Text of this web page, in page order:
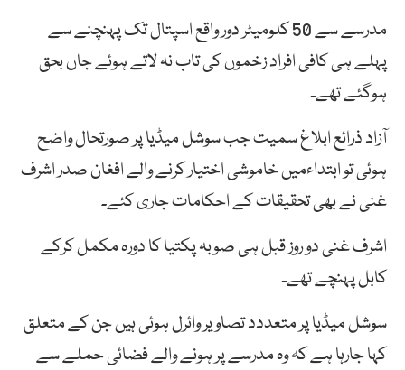
مدرسے سے 50 کلومیٹر دور واقع اسپتال تک پہنچنے سے
پہلے ہی کافی افراد زخموں کی تاب نہ لاتے ہوئے جاں بحق
ہوگئے تھے۔
آزاد ذرائع ابلاغ سمیت جب سوشل میڈیا پر صورتحال واضح
ہوئی تو ابتداءمیں خاموشی اختیار کرنے والے افغان صدر اشرف
غنی نے بھی تحقیقات کے احکامات جاری کئے۔
اشرف غنی دو روز قبل ہی صوبہ پکتیا کا دورہ مکمل کرکے
کابل پہنچے تھے۔
سوشل میڈیا پر متعددد تصاویر وائرل ہوئی ہیں جن کے متعلق
کہا جارہا ہے کہ وہ مدرسے پر ہونے والے فضائی حملے سے